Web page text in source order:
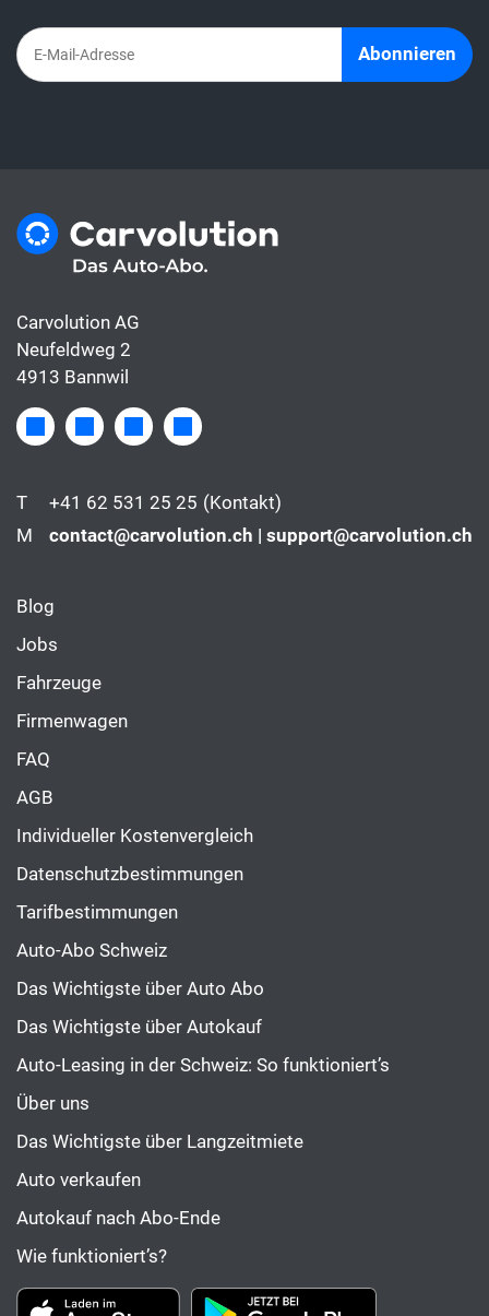
Abonnieren
Carvolution AG
Neufeldweg 2
4913 Bannwil
T +41 62 531 25 25 (Kontakt)
M
contact@carvolution.ch | support@carvolution.ch
Blog
Jobs
Fahrzeuge
Firmenwagen
FAQ
AGB
Individueller Kostenvergleich
Datenschutzbestimmungen
Tarifbestimmungen
Auto-Abo Schweiz
Das Wichtigste über Auto Abo
Das Wichtigste über Autokauf
Auto-Leasing in der Schweiz: So funktioniert’s
Über uns
Das Wichtigste über Langzeitmiete
Auto verkaufen
Autokauf nach Abo-Ende
Wie funktioniert’s?